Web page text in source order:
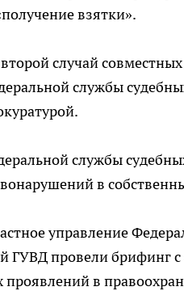
взятки».
случай
службы
службы
в
управление
ГУВД провели брифинг
в